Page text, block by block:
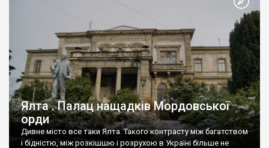
Ялта . Палац нащадків Мордовської
орди
Дивне місто все таки Ялта. Такого контрасту між багатством
і бідністю, між розкішшю і розрухою в Україні більше не